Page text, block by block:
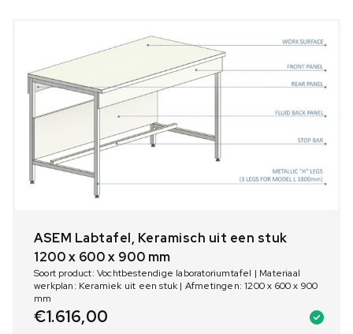
ASEM Labtafel, Keramisch uit een stuk
1200 x 600 x 900 mm
Soort product: Vochtbestendige laboratoriumtafel | Materiaal
werkplan: Keramiek uit een stuk | Afmetingen: 1200 x 600 x 900
mm
€1.616,00